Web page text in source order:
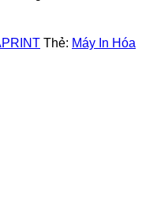
Thẻ: Máy In Hóa